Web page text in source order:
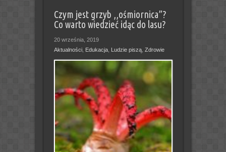
Czym jest grzyb ,,ośmiornica”?
Co warto wiedzieć idąc do lasu?
20 września, 2019
Aktualności, Edukacja, Ludzie piszą, Zdrowie